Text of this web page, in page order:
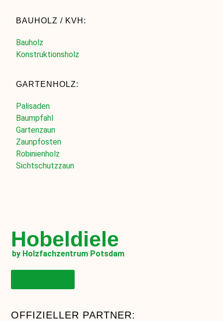
BAUHOLZ / KVH:
Bauholz
Konstruktionsholz
GARTENHOLZ:
Palisaden
Baumpfahl
Gartenzaun
Zaunpfosten
Robinienholz
Sichtschutzzaun
Hobeldiele
by Holzfachzentrum Potsdam
OFFIZIELLER PARTNER: